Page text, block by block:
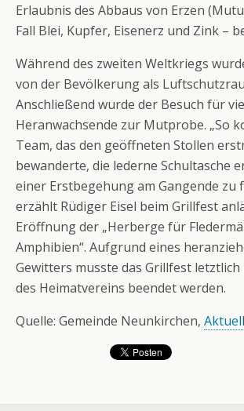
Erlaubnis des Abbaus von Erzen
Fall Blei, Kupfer, Eisenerz und Zink –
Während des zweiten Weltkriegs
von der Bevölkerung als
Anschließend wurde der Besuch für
Heranwachsende zur Mutprobe. „So
Team, das den geöffneten Stollen
bewanderte, die lederne Schultasche
einer Erstbegehung am Gangende zu
erzählt Rüdiger Eisel beim Grillfest
Eröffnung der „Herberge für
Amphibien“. Aufgrund eines
Gewitters musste das Grillfest letztlich
des Heimatvereins beendet werden.
Quelle: Gemeinde Neunkirchen,